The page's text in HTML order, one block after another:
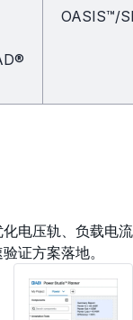
OASIS™/
电压轨、负载电流
证方案落地。